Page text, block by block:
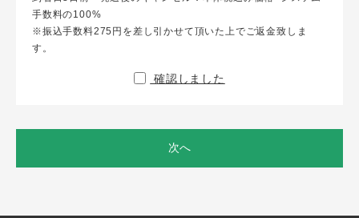
手数料の100%
※振込手数料275円を差し引かせて頂いた上でご返金致しま
す。
確認しました
次へ